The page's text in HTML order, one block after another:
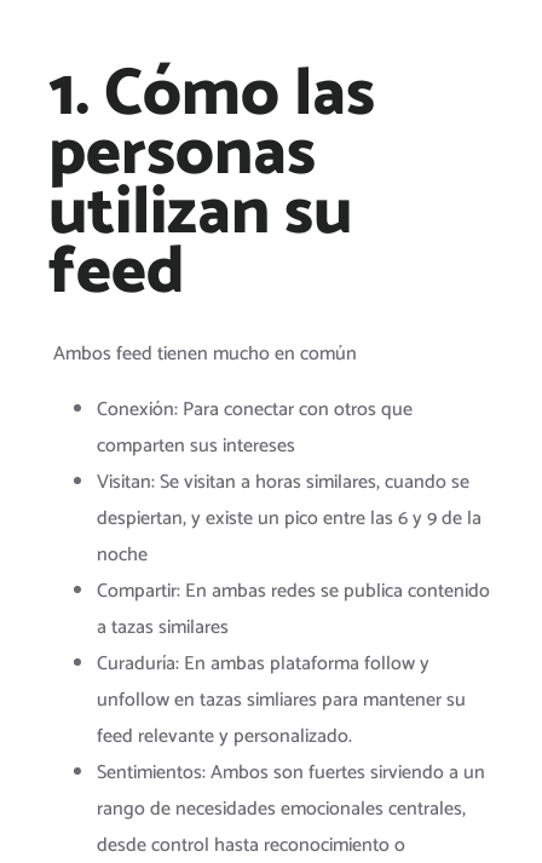
1. Cómo las
personas
utilizan su
feed
Ambos feed tienen mucho en común
Conexión: Para conectar con otros que
comparten sus intereses
Visitan: Se visitan a horas similares, cuando se
despiertan, y existe un pico entre las 6 y 9 de la
noche
Compartir: En ambas redes se publica contenido
a tazas similares
Curaduría: En ambas plataforma follow y
unfollow en tazas simliares para mantener su
feed relevante y personalizado.
Sentimientos: Ambos son fuertes sirviendo a un
rango de necesidades emocionales centrales,
desde control hasta reconocimiento o